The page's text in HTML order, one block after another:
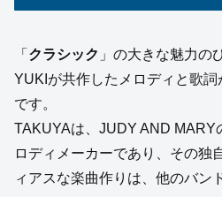
「 クラシック 」の大きな魅力の
YUKIが共作したメロディと歌
です。
TAKUYAは、JUDY AND MARY
ロディメーカーであり、その独
ィアスな楽曲作りは、他のバン